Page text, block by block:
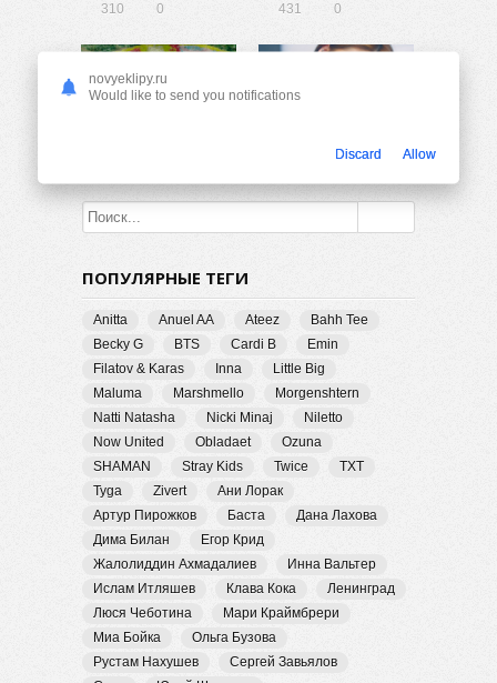
310
0
431
0
Chung Ha — Love U
ПОПУЛЯРНЫЕ ТЕГИ
Anitta Anuel AA Ateez
Bahh Tee
Becky G
BTS Cardi B
Emin
Filatov & Karas
Inna
Little Big
Maluma
Marshmello
Morgenshtern
Natti Natasha
Nicki Minaj
Niletto
Now United
Obladaet
Ozuna
SHAMAN
Stray Kids Twice
TXT
Tyga
Zivert
Ани Лорак
Артур Пирожков
Баста
Дана Лахова
Дима Билан
Егор Крид
Жалолиддин Ахмадалиев
Инна Вальтер
Ислам Итляшев
Клава Кока
Ленинград
Люся Чеботина
Мари Краймбрери
Миа Бойка
Ольга Бузова
Рустам Нахушев
Сергей Завьялов
novyeklipy.ru
Would like to send you notifications
Discard Allow